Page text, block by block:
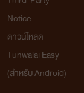
Notice
ดาวน์โหลด
Tunwalai Easy
(สำหรับ Android)